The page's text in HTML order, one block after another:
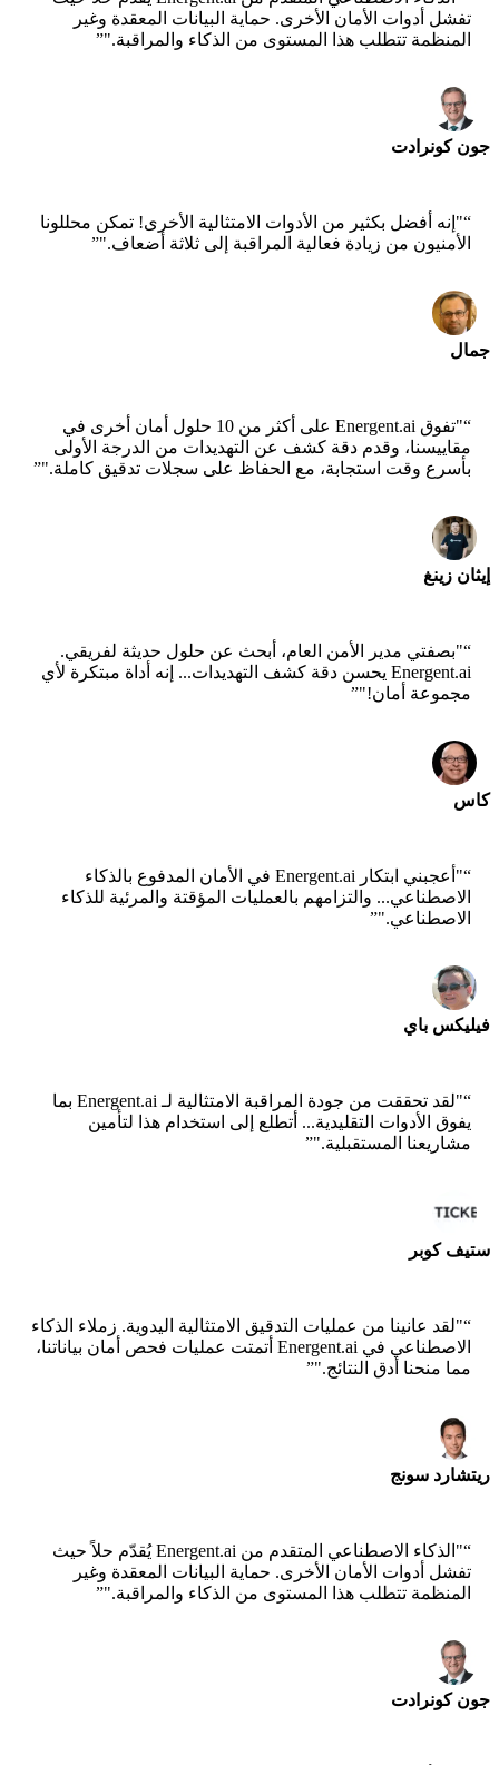
تفشل أدوات الأمان الأخرى. حماية البيانات المعقدة وغير
المنظمة تتطلب هذا المستوى من الذكاء والمراقبة."”
جون كونرادت
“"إنه أفضل بكثير من الأدوات الامتثالية الأخرى! تمكن محللونا
الأمنيون من زيادة فعالية المراقبة إلى ثلاثة أضعاف."”
جمال
“
"تفوق Energent.ai على أكثر من 10 حلول أمان أخرى في
مقاييسنا، وقدم دقة كشف عن التهديدات من الدرجة الأولى
بأسرع وقت استجابة، مع الحفاظ على سجلات تدقيق كاملة."”
إيثان زينغ
“"بصفتي مدير الأمن العام، أبحث عن حلول حديثة لفريقي.
Energent.ai يحسن دقة كشف التهديدات... إنه أداة مبتكرة لأي
مجموعة أمان!"”
كاس
“
"أعجبني ابتكار Energent.ai في الأمان المدفوع بالذكاء
الاصطناعي... والتزامهم بالعمليات المؤقتة والمرئية للذكاء
الاصطناعي."”
فيليكس باي
“
"لقد تحققت من جودة المراقبة الامتثالية لـ Energent.ai بما
يفوق الأدوات التقليدية... أتطلع إلى استخدام هذا لتأمين
مشاريعنا المستقبلية."”
ستيف كوبر
“"لقد عانينا من عمليات التدقيق الامتثالية اليدوية. زملاء الذكاء
الاصطناعي في Energent.ai أتمتت عمليات فحص أمان بياناتنا،
مما منحنا أدق النتائج."”
ريتشارد سونج
“
"الذكاء الاصطناعي المتقدم من Energent.ai يُقدّم حلاً حيث
تفشل أدوات الأمان الأخرى. حماية البيانات المعقدة وغير
المنظمة تتطلب هذا المستوى من الذكاء والمراقبة."”
جون كونرادت